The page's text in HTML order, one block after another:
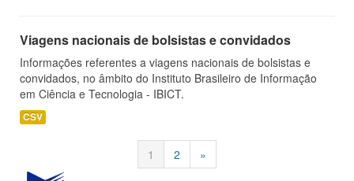
Viagens nacionais de bolsistas e convidados
Informações referentes a viagens nacionais de bolsistas e
convidados, no âmbito do Instituto Brasileiro de Informação
em Ciência e Tecnologia - IBICT.
CSV
1 2 »